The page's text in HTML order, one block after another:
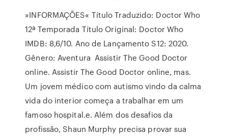
»INFORMAÇÕES« Título Traduzido: Doctor Who
12ª Temporada Título Original: Doctor Who
IMDB: 8,6/10. Ano de Lançamento S12: 2020.
Gênero: Aventura Assistir The Good Doctor
online. Assistir The Good Doctor online, mas.
Um jovem médico com autismo vindo da calma
vida do interior começa a trabalhar em um
famoso hospital.e. Além dos desafios da
profissão, Shaun Murphy precisa provar sua